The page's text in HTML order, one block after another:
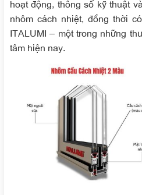
hoạt động, thông số kỹ thuật
nhôm cách nhiệt, đồng thời
ITALUMI – một trong những
tâm hiện nay.